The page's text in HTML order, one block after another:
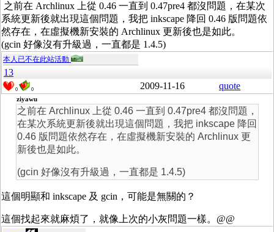
之前在 Archlinux 上從 0.46 一直到 0.47pre4 都沒問題，在某次
系統更新後就出現這個問題，我把 inkscape 降回 0.46 版問題依
然存在，在虛擬機新安裝的 Archlinux 更新後也是如此。
(gcin 好像沒有升級過，一直都是 1.4.5)
本人已不在此站活動
13
0 0 2009-11-16 quote
ziyawu
之前在 Archlinux 上從 0.46 一直到 0.47pre4 都沒問題，
在某次系統更新後就出現這個問題，我把 inkscape 降回
0.46 版問題依然存在，在虛擬機新安裝的 Archlinux 更
新後也是如此。
(gcin 好像沒有升級過，一直都是 1.4.5)
這個明顯和 inkscape 及 gcin，可能是無關的？
這個找起來就麻煩了，就像上次的小灰問題一樣。@@